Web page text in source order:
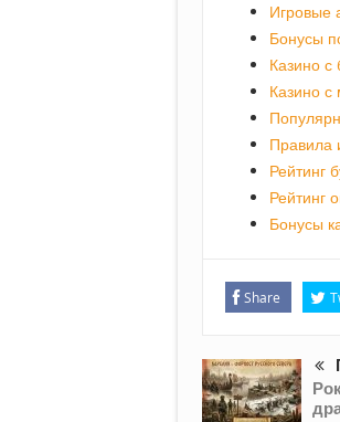
Игровые
Бонусы
Казино
Казино
Правила
Рейтинг
Рейтинг
Бонусы
Share